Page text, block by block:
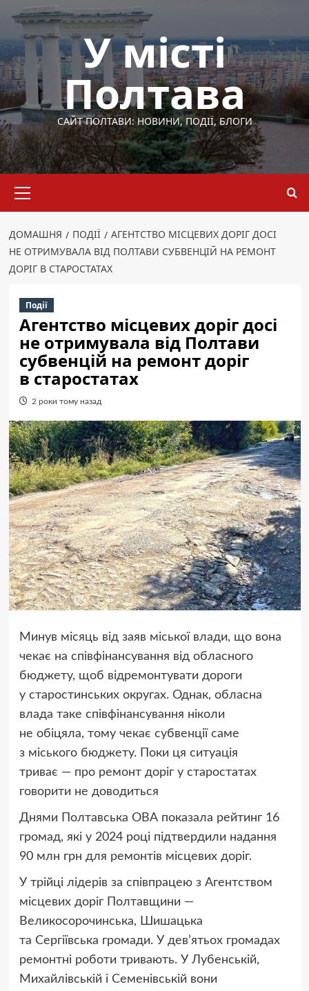
Перейти
вмісту
У місті
Полтава
САЙТ ПОЛТАВИ: НОВИНИ, ПОДІЇ, БЛОГИ
меню
ДОМАШНЯ ПОДІЇ
АГЕНТСТВО МІСЦЕВИХ ДОРІГ ДОСІ
НЕ ОТРИМУВАЛА ВІД ПОЛТАВИ СУБВЕНЦІЙ НА РЕМОНТ
ДОРІГ В СТАРОСТАТАХ
Події
Агентство місцевих доріг досі
не отримувала від Полтави
субвенцій на ремонт доріг
в старостатах
2 роки тому назад
Минув місяць від заяв міської влади, що вона
чекає на співфінансування від обласного
бюджету, щоб відремонтувати дороги
у старостинських округах. Однак, обласна
влада таке співфінансування ніколи
не обіцяла, тому чекає субвенції саме
з міського бюджету. Поки ця ситуація
триває — про ремонт доріг у старостатах
говорити не доводиться
Днями Полтавська ОВА показала рейтинг 16
громад, які у 2024 році підтвердили надання
90 млн грн для ремонтів місцевих доріг.
У трійці лідерів за співпрацею з Агентством
місцевих доріг Полтавщини —
Великосорочинська, Шишацька
та Сергіївська громади. У дев’ятьох громадах
ремонтні роботи тривають. У Лубенській,
Михайлівській і Семенівській вони